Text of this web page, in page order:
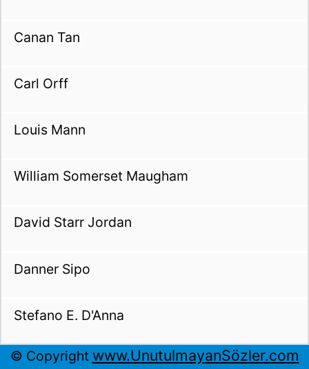
Canan Tan
Carl Orff
Louis Mann
William Somerset Maugham
David Starr Jordan
Danner Sipo
Stefano E. D'Anna
© Copyright www.UnutulmayanSözler.com